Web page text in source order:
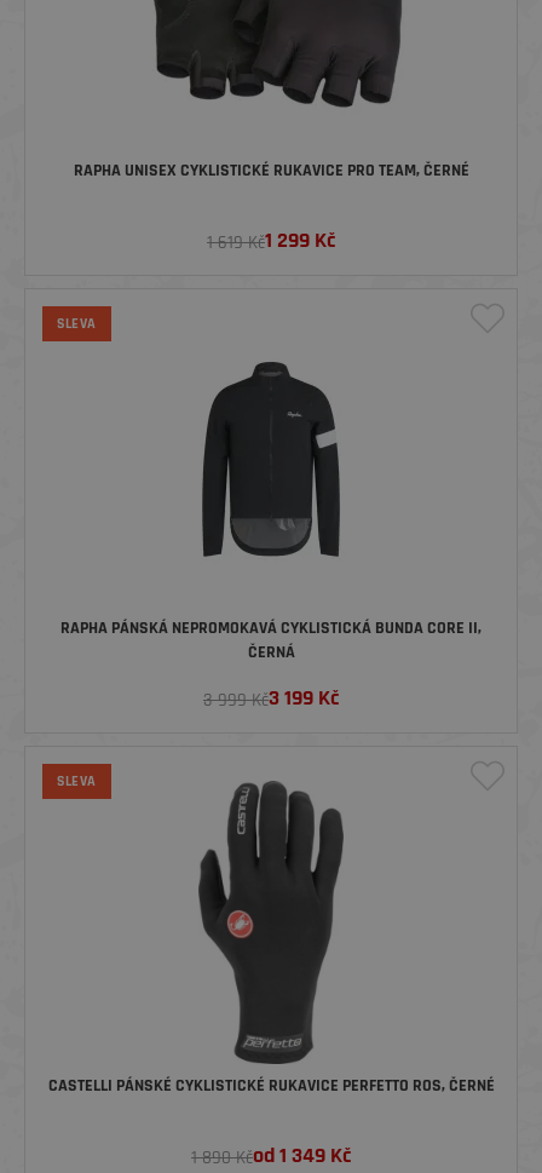
RAPHA UNISEX CYKLISTICKÉ RUKAVICE PRO TEAM, ČERNÉ
1 619 Kč1 299 Kč
SLEVA
RAPHA PÁNSKÁ NEPROMOKAVÁ CYKLISTICKÁ BUNDA CORE II,
ČERNÁ
3 999 Kč3 199 Kč
SLEVA
CASTELLI PÁNSKÉ CYKLISTICKÉ RUKAVICE PERFETTO ROS, ČERNÉ
1 890 Kčod1 349 Kč